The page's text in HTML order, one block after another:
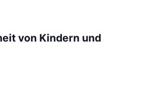
von Kindern und